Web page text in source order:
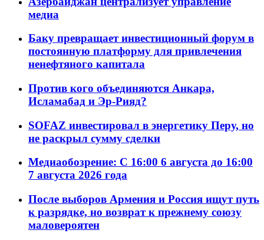
медиа
Баку превращает инвестиционный форум в
постоянную платформу для привлечения
ненефтяного капитала
Против кого объединяются Анкара,
Исламабад и Эр-Рияд?
SOFAZ инвестировал в энергетику Перу, но
не раскрыл сумму сделки
Медиаобозрение: С 16:00 6 августа до 16:00
7 августа 2026 года
После выборов Армения и Россия ищут путь
к разрядке, но возврат к прежнему союзу
маловероятен